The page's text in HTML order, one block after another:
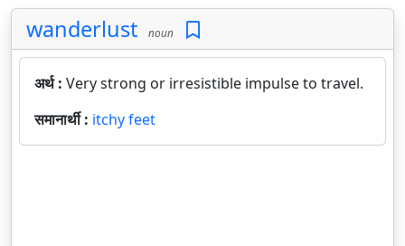
wanderlust noun
अर्थ : Very strong or irresistible impulse to travel.
समानार्थी : itchy feet